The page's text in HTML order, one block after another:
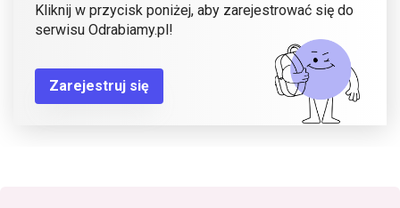
Kliknij w przycisk poniżej, aby zarejestrować się do
serwisu Odrabiamy.pl!
Zarejestruj się